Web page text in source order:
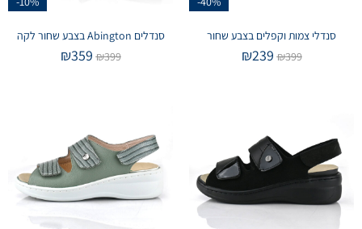
סנדלי צמות וקפלים בצבע שחור
₪399
₪239
סנדלים Abington בצבע שחור לקה
₪399
₪359